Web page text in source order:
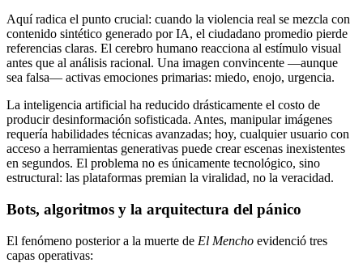
Aquí radica el punto crucial: cuando la violencia real se mezcla con
contenido sintético generado por IA, el ciudadano promedio pierde
referencias claras. El cerebro humano reacciona al estímulo visual
antes que al análisis racional. Una imagen convincente —aunque
sea falsa— activas emociones primarias: miedo, enojo, urgencia.
La inteligencia artificial ha reducido drásticamente el costo de
producir desinformación sofisticada. Antes, manipular imágenes
requería habilidades técnicas avanzadas; hoy, cualquier usuario con
acceso a herramientas generativas puede crear escenas inexistentes
en segundos. El problema no es únicamente tecnológico, sino
estructural: las plataformas premian la viralidad, no la veracidad.
Bots, algoritmos y la arquitectura del pánico
El fenómeno posterior a la muerte de El Mencho evidenció tres
capas operativas: